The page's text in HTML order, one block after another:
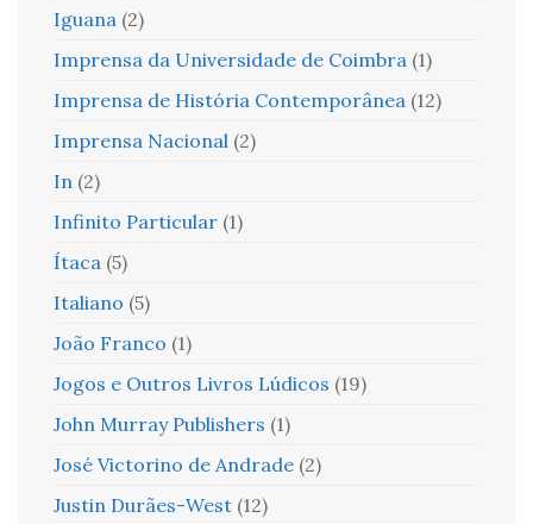
Iguana (2)
Imprensa da Universidade de Coimbra (1)
Imprensa de História Contemporânea (12)
Imprensa Nacional (2)
In (2)
Infinito Particular (1)
Ítaca (5)
Italiano (5)
João Franco (1)
Jogos e Outros Livros Lúdicos (19)
John Murray Publishers (1)
José Victorino de Andrade (2)
Justin Durães-West (12)